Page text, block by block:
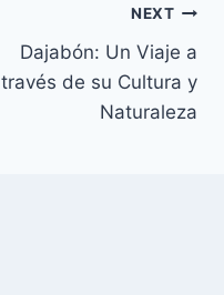
NEXT
Dajabón: Un Viaje a
través de su Cultura y
Naturaleza